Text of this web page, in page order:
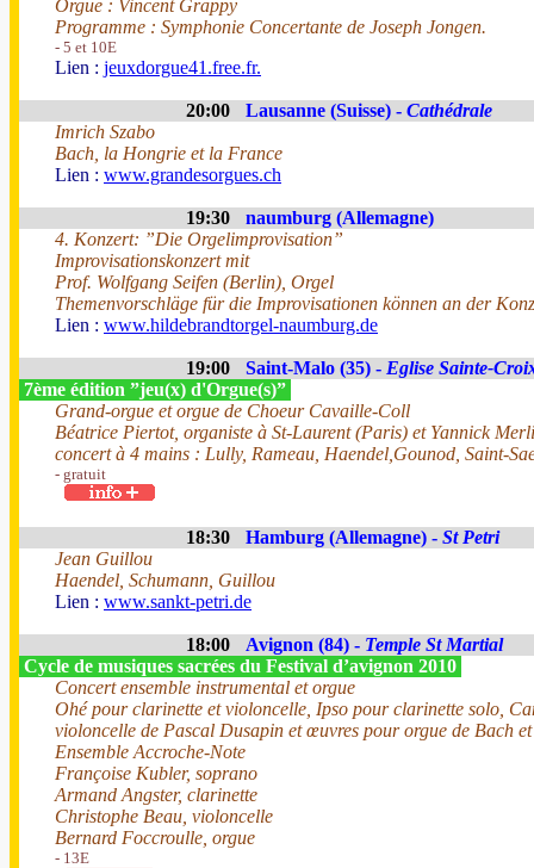
Orgue : Vincent Grappy
Programme : Symphonie Concertante de Joseph Jongen.
- 5 et 10E
Lien : jeuxdorgue41.free.fr.
20:00 Lausanne (Suisse) - Cathédrale
Imrich Szabo
Bach, la Hongrie et la France
Lien : www.grandesorgues.ch
19:30
naumburg (Allemagne)
4. Konzert: ”Die Orgelimprovisation”
Improvisationskonzert mit
Prof. Wolfgang Seifen (Berlin), Orgel
Themenvorschläge für die Improvisationen können an der
Lien : www.hildebrandtorgel-naumburg.de
19:00 Saint-Malo (35) - Eglise Sainte-
7ème édition ”jeu(x) d'Orgue(s)”
Grand-orgue et orgue de Choeur Cavaille-Coll
Béatrice Piertot, organiste à St-Laurent (Paris) et Yannick
concert à 4 mains : Lully, Rameau, Haendel,Gounod, Saint-
- gratuit
18:30 Hamburg (Allemagne) - St Petri
Jean Guillou
Haendel, Schumann, Guillou
Lien : www.sankt-petri.de
18:00 Avignon (84) - Temple St Martial
Cycle de musiques sacrées du Festival d’avignon 2010
Concert ensemble instrumental et orgue
Ohé pour clarinette et violoncelle, Ipso pour clarinette solo,
violoncelle de Pascal Dusapin et œuvres pour orgue de Bach
Ensemble Accroche-Note
Françoise Kubler, soprano
Armand Angster, clarinette
Christophe Beau, violoncelle
Bernard Foccroulle, orgue
- 13E